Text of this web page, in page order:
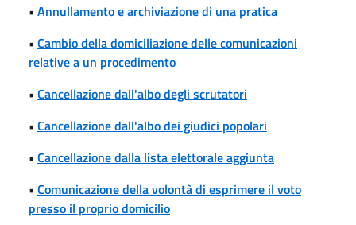
• Annullamento e archiviazione di una pratica
• Cambio della domiciliazione delle comunicazioni
relative a un procedimento
• Cancellazione dall'albo degli scrutatori
• Cancellazione dall'albo dei giudici popolari
• Cancellazione dalla lista elettorale aggiunta
• Comunicazione della volontà di esprimere il voto
presso il proprio domicilio